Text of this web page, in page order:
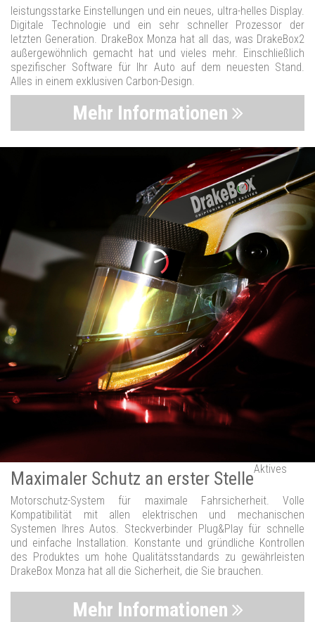
leistungsstarke Einstellungen und ein neues, ultra-helles Display.
Digitale Technologie und ein sehr schneller Prozessor der
letzten Generation. DrakeBox Monza hat all das, was DrakeBox2
außergewöhnlich gemacht hat und vieles mehr. Einschließlich
spezifischer Software für Ihr Auto auf dem neuesten Stand.
Alles in einem exklusiven Carbon-Design.
Mehr Informationen
Maximaler Schutz an erster StelleAktives
Motorschutz-System für maximale Fahrsicherheit. Volle
Kompatibilität mit allen elektrischen und mechanischen
Systemen Ihres Autos. Steckverbinder Plug&Play für schnelle
und einfache Installation. Konstante und gründliche Kontrollen
des Produktes um hohe Qualitätsstandards zu gewährleisten
DrakeBox Monza hat all die Sicherheit, die Sie brauchen.
Mehr Informationen